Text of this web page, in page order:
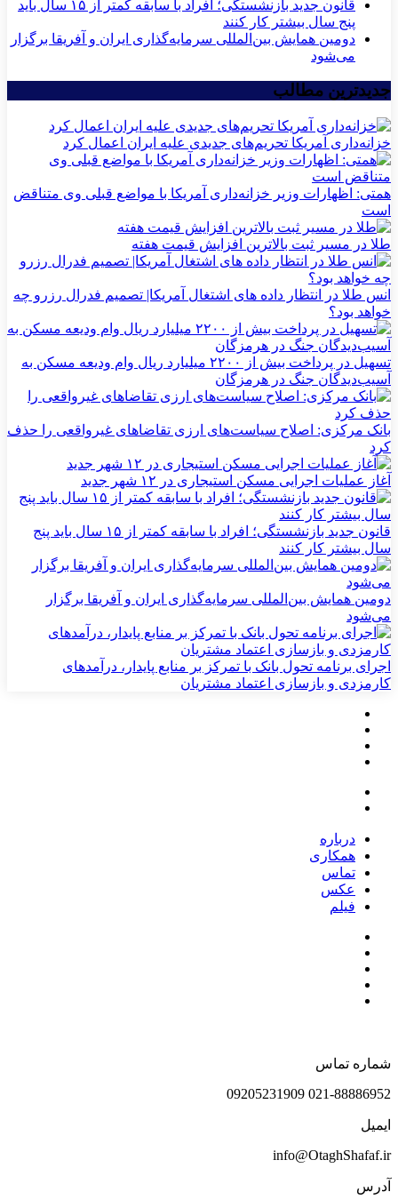
قانون جدید بازنشستگی؛ افراد با سابقه کمتر از ۱۵ سال باید
پنج سال بیشتر کار کنند
دومین همایش بین‌المللی سرمایه‌گذاری ایران و آفریقا برگزار
می‌شود
جدیدترین مطالب
خزانه‌داری آمریکا تحریم‌های جدیدی علیه ایران اعمال کرد
همتی: اظهارات وزیر خزانه‌داری آمریکا با مواضع قبلی وی متناقض
است
طلا در مسیر ثبت بالاترین افزایش قیمت هفته
انس طلا در انتظار داده های اشتغال آمریکا| تصمیم فدرال رزرو چه
خواهد بود؟
تسهیل در پرداخت بیش از ۲۲۰۰ میلیارد ریال وام ودیعه مسکن به
آسیب‌دیدگان جنگ در هرمزگان
بانک مرکزی: اصلاح سیاست‌های ارزی تقاضاهای غیرواقعی را حذف
کرد
آغاز عملیات اجرایی مسکن استیجاری در ۱۲ شهر جدید
قانون جدید بازنشستگی؛ افراد با سابقه کمتر از ۱۵ سال باید پنج
سال بیشتر کار کنند
دومین همایش بین‌المللی سرمایه‌گذاری ایران و آفریقا برگزار
می‌شود
اجرای برنامه تحول بانک با تمرکز بر منابع پایدار، درآمدهای
کارمزدی و بازسازی اعتماد مشتریان
درباره
همکاری
تماس
عکس
فیلم
شماره تماس
021-88886952 09205231909
ایمیل
info@OtaghShafaf.ir
آدرس